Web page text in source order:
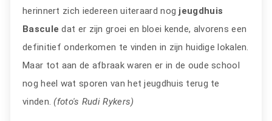
herinnert zich iedereen uiteraard nog jeugdhuis
Bascule dat er zijn groei en bloei kende, alvorens een
definitief onderkomen te vinden in zijn huidige lokalen.
Maar tot aan de afbraak waren er in de oude school
nog heel wat sporen van het jeugdhuis terug te
vinden.(foto's Rudi Rykers)